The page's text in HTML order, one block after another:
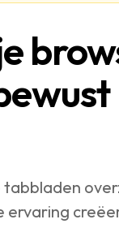
tabbladen
ervaring